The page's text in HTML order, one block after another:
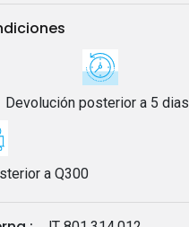
Devolución posterior a 5 dias
a Q300